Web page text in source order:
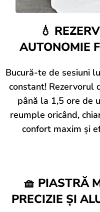
💧
AUTONOMIE
Bucură-te de sesiuni
constant!
până la 1,5 ore de
reumple oricând,
confort maxim și
🧺 PIASTRĂ
PRECIZIE ȘI